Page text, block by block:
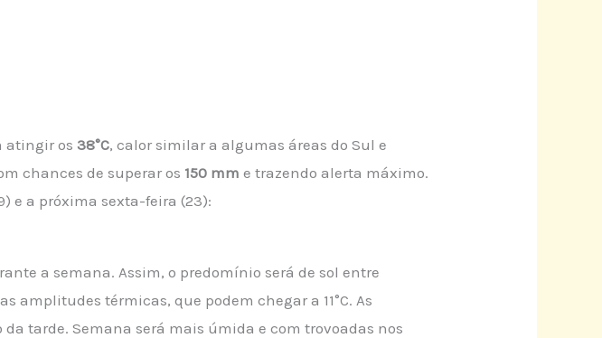
atingir os38°C, calor similar a algumas áreas do Sul e
chances de superar os 150 mm e trazendo alerta máximo.
e a próxima sexta-feira (23):
a semana. Assim, o predomínio será de sol entre
amplitudes térmicas, que podem chegar a 11°C. As
tarde. Semana será mais úmida e com trovoadas nos